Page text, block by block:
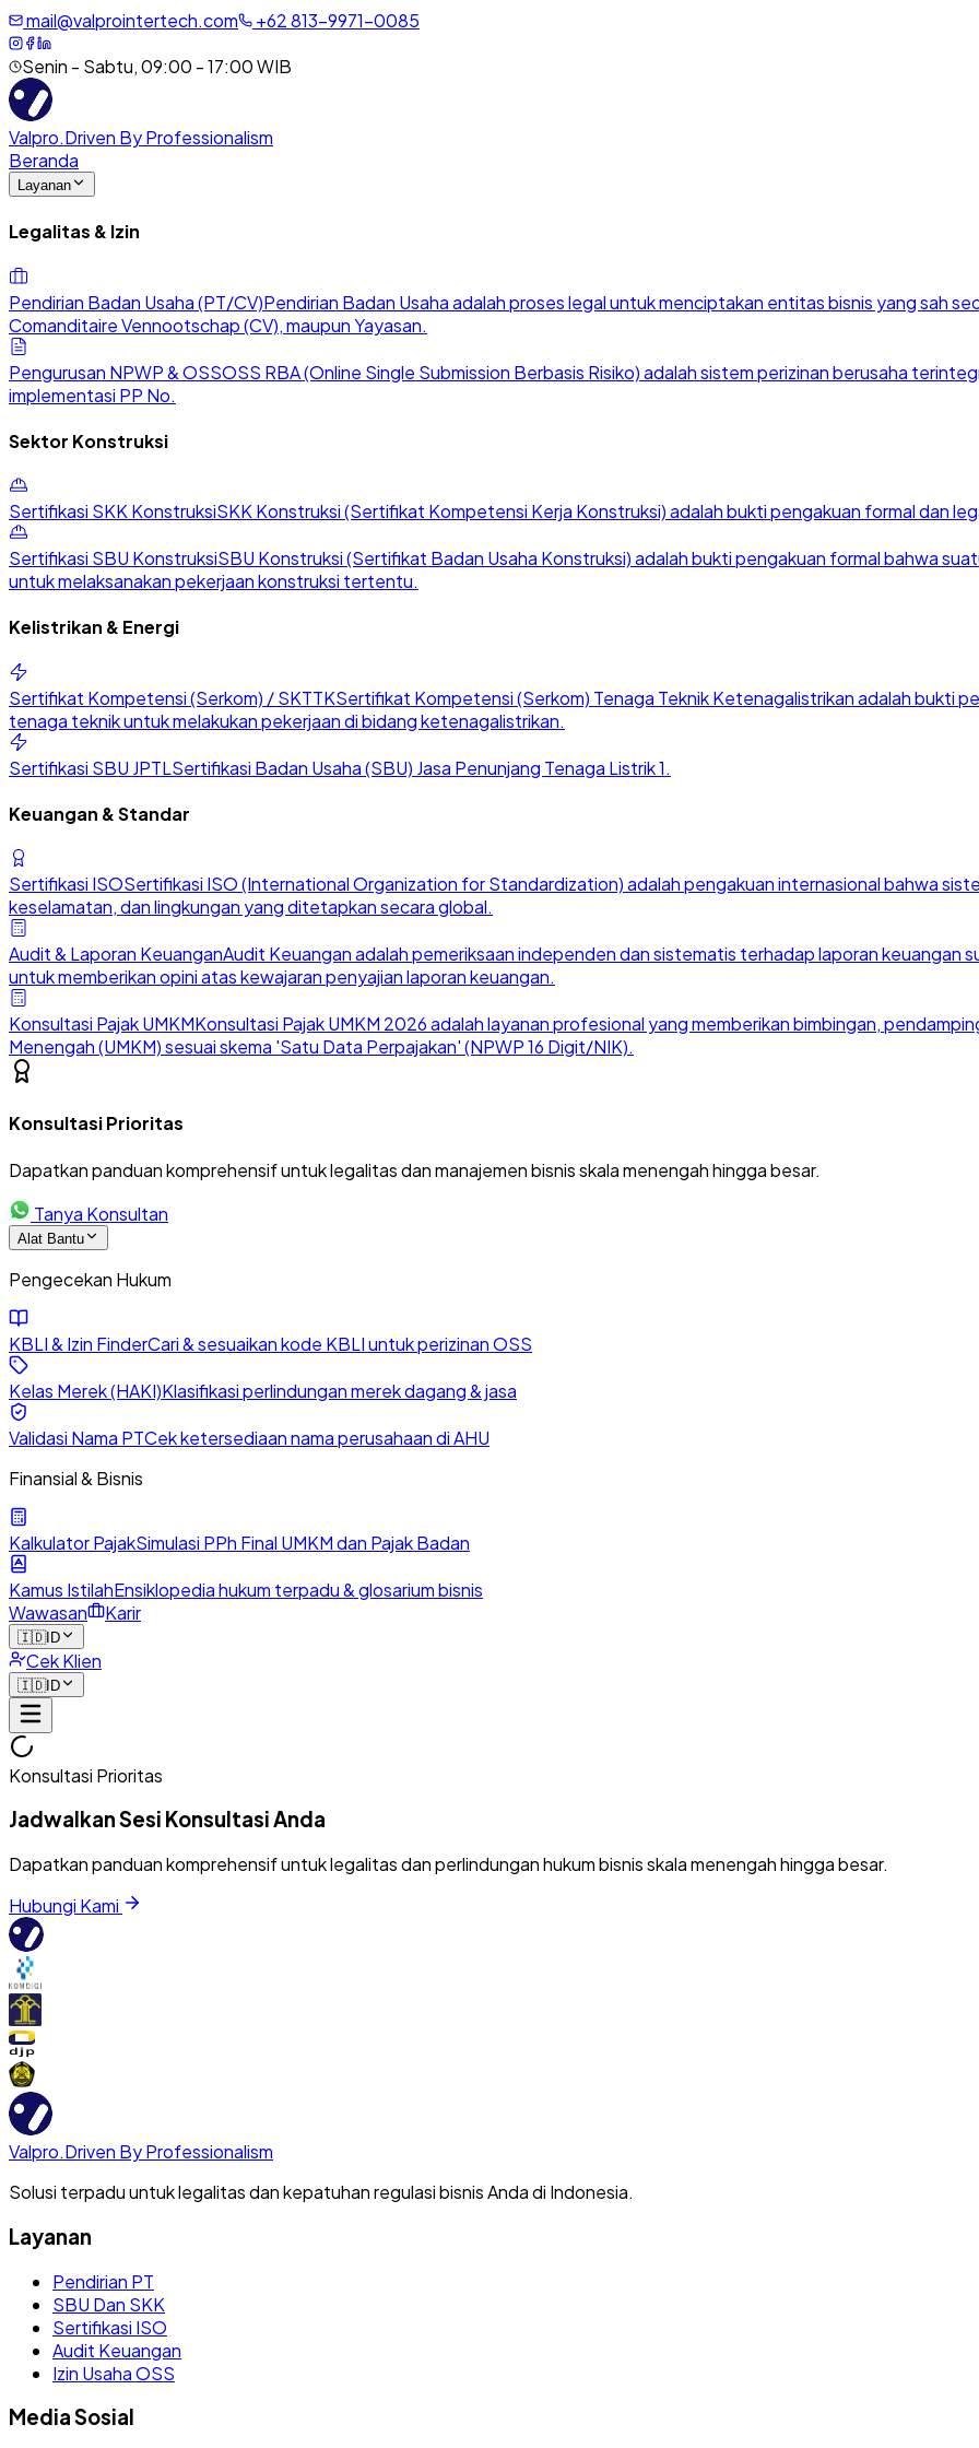
mail@valprointertech.com +62813-9971-0085
Senin - Sabtu, 09:00 - 17:00 WIB
Valpro.Driven By Professionalism
Beranda
Layanan
Legalitas & Izin
Pendirian Badan Usaha (PT/CV)Pendirian Badan Usaha adalah proses legal untuk menciptakan entitas bisnis yang sah
Comanditaire Vennootschap (CV), maupun Yayasan.
Pengurusan NPWP & OSSOSS RBA (Online Single Submission Berbasis Risiko) adalah sistem perizinan berusaha
implementasi PP No.
Sektor Konstruksi
Sertifikasi SKK KonstruksiSKK Konstruksi (Sertifikat Kompetensi Kerja Konstruksi) adalah bukti pengakuan formal dan
Sertifikasi SBU KonstruksiSBU Konstruksi (Sertifikat Badan Usaha Konstruksi) adalah bukti pengakuan formal bahwa
untuk melaksanakan pekerjaan konstruksi tertentu.
Kelistrikan & Energi
Sertifikat Kompetensi (Serkom) / SKTTKSertifikat Kompetensi (Serkom) Tenaga Teknik Ketenagalistrikan adalah bukti
tenaga teknik untuk melakukan pekerjaan di bidang ketenagalistrikan.
Sertifikasi SBU JPTLSertifikasi Badan Usaha (SBU) Jasa Penunjang Tenaga Listrik 1.
Keuangan & Standar
Sertifikasi ISOSertifikasi ISO (International Organization for Standardization) adalah pengakuan internasional bahwa
keselamatan, dan lingkungan yang ditetapkan secara global.
Audit & Laporan KeuanganAudit Keuangan adalah pemeriksaan independen dan sistematis terhadap laporan keuangan
untuk memberikan opini atas kewajaran penyajian laporan keuangan.
Konsultasi Pajak UMKMKonsultasi Pajak UMKM 2026 adalah layanan profesional yang memberikan bimbingan,
Menengah (UMKM) sesuai skema 'Satu Data Perpajakan' (NPWP 16 Digit/NIK).
Konsultasi Prioritas
Dapatkan panduan komprehensif untuk legalitas dan manajemen bisnis skala menengah hingga besar.
Tanya Konsultan
Alat Bantu
Pengecekan Hukum
KBLI & Izin FinderCari & sesuaikan kode KBLI untuk perizinan OSS
Kelas Merek (HAKI)Klasifikasi perlindungan merek dagang & jasa
Validasi Nama PTCek ketersediaan nama perusahaan di AHU
Finansial & Bisnis
Kalkulator PajakSimulasi PPh Final UMKM dan Pajak Badan
Kamus IstilahEnsiklopedia hukum terpadu & glosarium bisnis
Wawasan
Karir
🇮🇩ID
Cek Klien
🇮🇩ID
Konsultasi Prioritas
Jadwalkan Sesi Konsultasi Anda
Dapatkan panduan komprehensif untuk legalitas dan perlindungan hukum bisnis skala menengah hingga besar.
Hubungi Kami
Valpro.Driven By Professionalism
Solusi terpadu untuk legalitas dan kepatuhan regulasi bisnis Anda di Indonesia.
Layanan
Pendirian PT
SBU Dan SKK
Sertifikasi ISO
Audit Keuangan
Izin Usaha OSS
Media Sosial